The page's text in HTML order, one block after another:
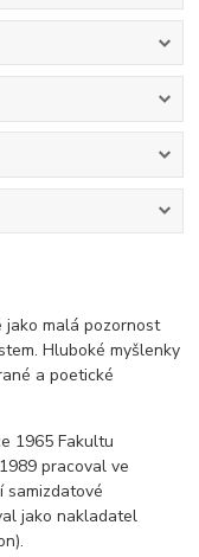
jako malá pozornost
Hluboké myšlenky
a poetické
1965 Fakultu
pracoval ve
samizdatové
jako nakladatel